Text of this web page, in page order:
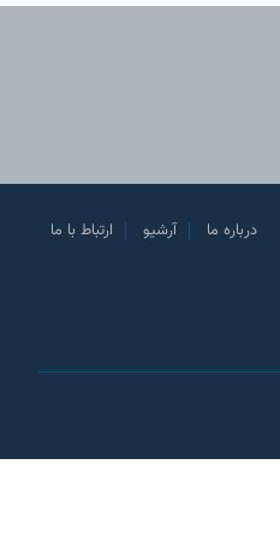
درباره ما آرشیو ارتباط با ما